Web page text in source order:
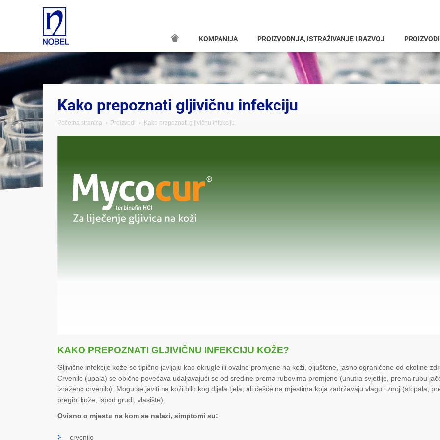
KOMPANIJA PROIZVODNJA, ISTRAŽIVANJE I RAZVOJ PROIZVODI
Kako prepoznati gljivičnu infekciju
Početna stranica Proizvodi Kako prepoznati gljivičnu infekciju
KAKO PREPOZNATI GLJIVIČNU INFEKCIJU KOŽE?
Gljivične infekcije kože se tipično javljaju kao okrugle ili ovalne promjene na koži, oljuštene, jasno ograničene od okoline
Crvenilo (upala) se obično povećava udaljavajući se od sredine prema rubovima promjene (unutra svjetlije, prema rubu
izraženo crvenilo). Mogu se javiti na koži bilo kog dijela tjela, ali češće na mjestima koja zadržavaju vlagu i znoj (stopala,
pregibi kože, ispod grudi, vlasište).
Ovisno o mjestu na kom se nalazi, simptomi su:
crvenilo